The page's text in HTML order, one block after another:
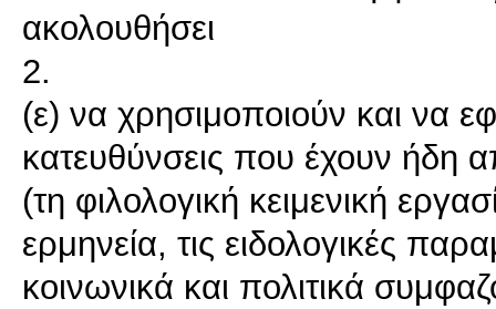
ακολουθήσει
2.
(ε) να χρησιμοποιούν και να
κατευθύνσεις που έχουν ήδη
(τη φιλολογική κειμενική
ερμηνεία, τις ειδολογικές
κοινωνικά και πολιτικά